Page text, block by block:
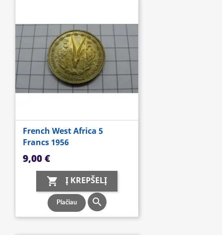
French West Africa 5
Francs 1956
Kaina
9,00 €
 Į KREPŠELĮ
Plačiau 